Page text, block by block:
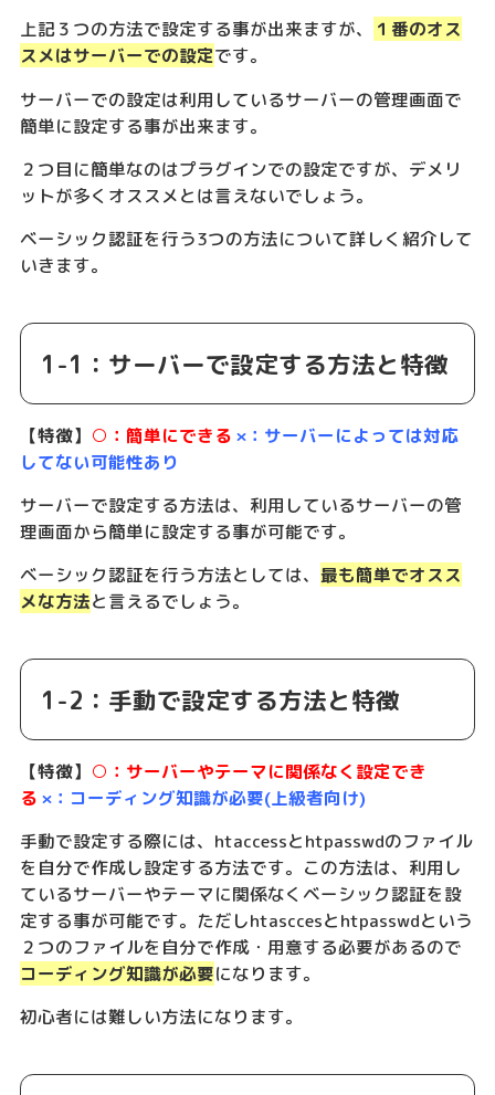
上記３つの方法で設定する事が出来ますが、
１番のオス
スメはサーバーでの設定です。
サーバーでの設定は利用しているサーバーの管理画面で
簡単に設定する事が出来ます。
２つ目に簡単なのはプラグインでの設定ですが、デメリ
ットが多くオススメとは言えないでしょう。
ベーシック認証を行う3つの方法について詳しく紹介して
いきます。
1-1：サーバーで設定する方法と特徴
【特徴】 ○：簡単にできる ×：サーバーによっては対応
してない可能性あり
サーバーで設定する方法は、利用しているサーバーの管
理画面から簡単に設定する事が可能です。
ベーシック認証を行う方法としては、 最も簡単でオスス
メな方法と言えるでしょう。
1-2：手動で設定する方法と特徴
【特徴】 ○：サーバーやテーマに関係なく設定でき
る ×：コーディング知識が必要(上級者向け)
手動で設定する際には、htaccessとhtpasswdのファイル
を自分で作成し設定する方法です。この方法は、利用し
ているサーバーやテーマに関係なくベーシック認証を設
定する事が可能です。ただしhtasccesとhtpasswdという
２つのファイルを自分で作成・用意する必要があるので
コーディング知識が必要になります。
初心者には難しい方法になります。